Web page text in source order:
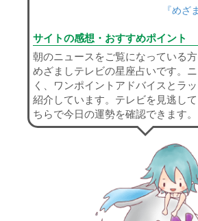
『めざ
サイトの感想・おすすめポイント
朝のニュースをご覧になっている
めざましテレビの星座占いです。
く、ワンポイントアドバイスとラ
紹介しています。テレビを見逃し
ちらで今日の運勢を確認できます。